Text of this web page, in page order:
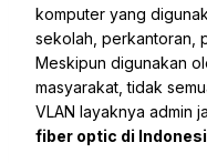
komputer yang
sekolah, perkantoran,
Meskipun digunakan
masyarakat, tidak
VLAN layaknya admin
fiber optic di